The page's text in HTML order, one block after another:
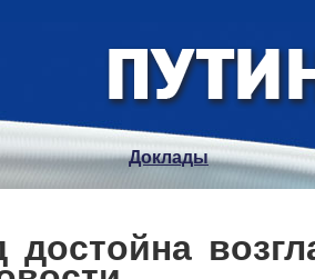
Доклады
достойна